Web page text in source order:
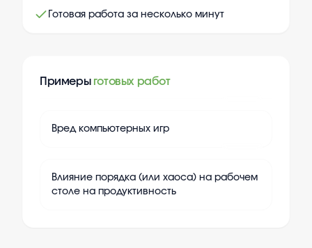
Готовая работа за несколько минут
Примеры готовых работ
Вред компьютерных игр
Влияние порядка (или хаоса) на рабочем
столе на продуктивность